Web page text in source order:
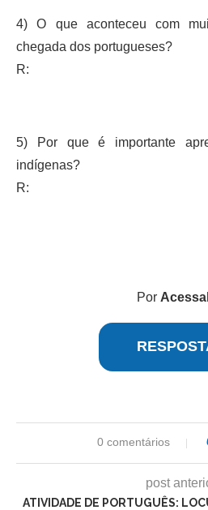
4) O que aconteceu com
chegada dos portugueses?
R:
5) Por que é importante
indígenas?
R:
Por
0 comentários
post
ATIVIDADE DE PORTUGUÊS: